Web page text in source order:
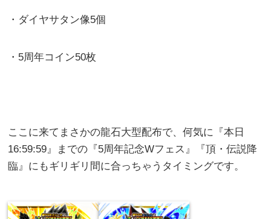
・ダイヤサタン像5個
・5周年コイン50枚
ここに来てまさかの龍石大型配布で、何気に『本日
16:59:59』までの『5周年記念Wフェス』『頂・伝説降
臨』にもギリギリ間に合っちゃうタイミングです。